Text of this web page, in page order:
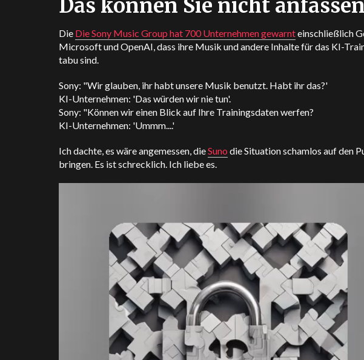
Das können Sie nicht anfassen
Die Die Sony Music Group hat 700 Unternehmen gewarnteinschließlich
Microsoft und OpenAI, dass ihre Musik und andere Inhalte für das KI-
tabu sind.
Sony: "Wir glauben, ihr habt unsere Musik benutzt. Habt ihr das?'
KI-Unternehmen: 'Das würden wir nie tun'.
Sony: "Können wir einen Blick auf Ihre Trainingsdaten werfen?
KI-Unternehmen: 'Ummm....'
Ich dachte, es wäre angemessen, dieSuno die Situation schamlos auf den
bringen. Es ist schrecklich. Ich liebe es.